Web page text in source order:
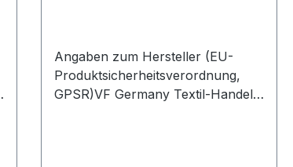
Angaben zum Hersteller (EU-
Produktsicherheitsverordnung,
GPSR)VF Germany Textil-Handels